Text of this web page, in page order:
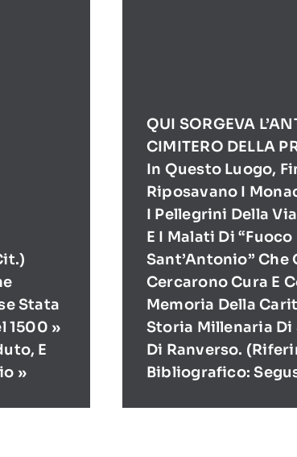
Stata
1500 »
E
»
QUI SORGEVA
CIMITERO DELLA
In Questo Luogo,
Riposavano I
I Pellegrini Della
E I Malati Di “Fuoco
Sant’Antonio” Che
Cercarono Cura E
Memoria Della
Storia Millenaria Di
Di Ranverso.
Bibliografico: